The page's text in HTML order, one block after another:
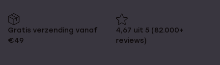
Gratis verzending vanaf
€49
4,67 uit 5 (82.000+
reviews)